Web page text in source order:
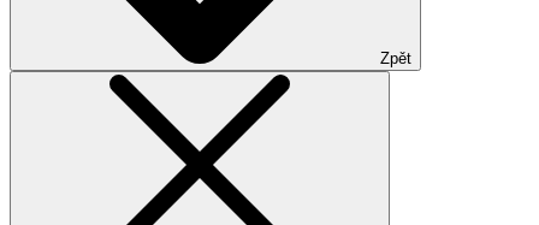
Zpět